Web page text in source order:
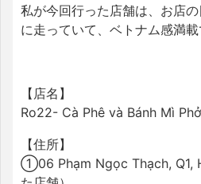
私が今回行った店舗は、お店
に走っていて、ベトナム感満載
【店名】
Ro22- Cà Phê và Bánh Mì Phở
【住所】
①06 Phạm Ngọc Thạch, Q1,